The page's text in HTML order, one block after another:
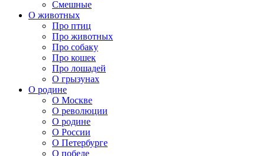
Смешные
О животных
Про птиц
Про животных
Про собаку
Про кошек
Про лошадей
О грызунах
О родине
О Москве
О революции
О родине
О России
О Петербурге
О победе